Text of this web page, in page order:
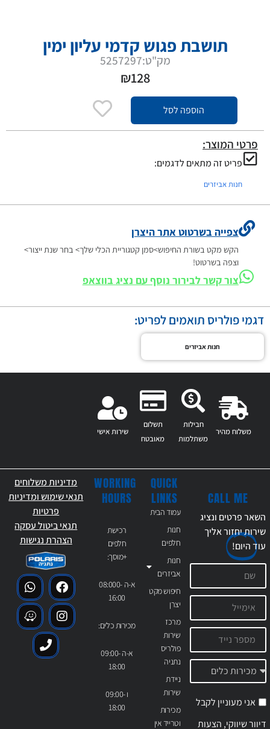
תושבת פגוש קדמי עליון ימין
מק"ט:5257297
₪128
הוספה לסל
פרטי המוצר:
פריט זה מתאים לדגמים:
חנות אביזרים
צפייה בשרטוט אתר היצרן
הקש מקט בשורת החיפוש>סמן קטגוריית הכלי שלך> בחר שנת ייצור>
וצפה בשרטוט!
צור קשר לבירור נוסף עם נציג בווצאפ
דגמי פולריס תואמים לפריט:
חנות אביזרים
משלוח מהיר
חבילות
משתלמות
תשלום
מאובטח
שירות אישי
QUICK
LINKS
עמוד הבית
חנות
חלפים
חנות
אביזרים
חיפוש מקט
יצרן
מרכז
שירות
פולריס
נתניה
ניידת
שירות
מכירות
וטרייד אין
WORKING
HOURS
רכישת
חלפים
+מוסך:
א-ה 08:000-
16:00
מכירות כלים:
א-ה 09:00-
18:00
ו 09:00-
18:00
CALL ME
השאר פרטים ונציג
שירות יחזור אליך
עודהיום!
אני מעוניין לקבל
דיוור שיווקי, הצעות
מדיניות משלוחים
תנאי שימוש ומדיניות
פרטיות
תנאי ביטול עסקה
הצהרת נגישות